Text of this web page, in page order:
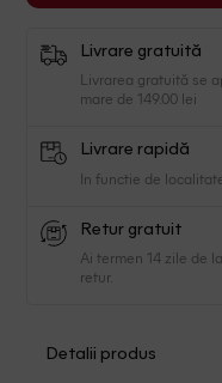
Livrare gratuită
Livrarea gratuită se
mare de 149.00 lei
Livrare rapidă
In functie de
Retur gratuit
Ai termen 14 zile de
retur.
Detalii produs